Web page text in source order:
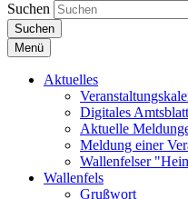
Suchen
Suchen
Menü
Aktuelles
Digitales Amtsblatt
Aktuelle
Meldung einer
Wallenfelser
Wallenfels
Grußwort